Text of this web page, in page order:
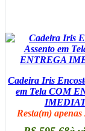
Cadeira Iris
em Tela COM
Resta(m) apenas